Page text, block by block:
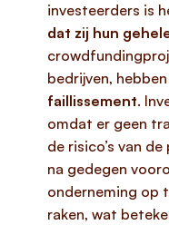
investeerders is
dat zij hun
bedrijven,
faillissement.
omdat er geen
de risico’s van
na gedegen
onderneming op
raken, wat